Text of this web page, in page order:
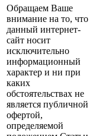
Обращаем Ваше
внимание на то, что
данный интернет-
сайт носит
исключительно
информационный
характер и ни при
каких
обстоятельствах не
является публичной
офертой,
определяемой